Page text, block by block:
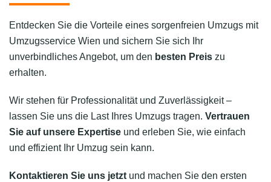
Entdecken Sie die Vorteile eines sorgenfreien Umzugs mit
Umzugsservice Wien und sichern Sie sich Ihr
unverbindliches Angebot, um den besten Preis zu
erhalten.
Wir stehen für Professionalität und Zuverlässigkeit –
lassen Sie uns die Last Ihres Umzugs tragen. Vertrauen
Sie auf unsere Expertise und erleben Sie, wie einfach
und effizient Ihr Umzug sein kann.
Kontaktieren Sie uns jetzt und machen Sie den ersten